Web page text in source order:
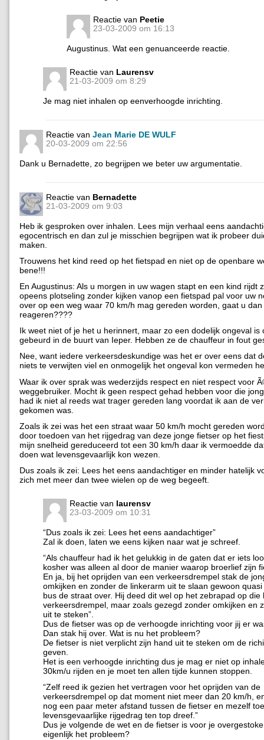
Reactie van Peetie
23-03-2009 om 16:13
Augustinus. Wat een genuanceerde reactie.
Reactie van Laurensv
21-03-2009 om 8:29
Je mag niet inhalen op eenverhoogde inrichting.
Reactie van Jean Marie DE WULF
20-03-2009 om 22:56
Dank u Bernadette, zo begrijpen we beter uw argumentatie.
Reactie van Bernadette
21-03-2009 om 9:03
Heb ik gesproken over inhalen. Lees mijn verhaal eens
egocentrisch en dan zul je misschien begrijpen wat ik probeer
maken.
Trouwens het kind reed op het fietspad en niet op de openbare
bene!!!
En Augustinus: Als u morgen in uw wagen stapt en een kind rijdt
opeens plotseling zonder kijken vanop een fietspad pal voor uw
over op een weg waar 70 km/h mag gereden worden, gaat u
reageren????
Ik weet niet of je het u herinnert, maar zo een dodelijk ongeval is
gebeurd in de buurt van Ieper. Hebben ze de chauffeur in fout
Nee, want iedere verkeersdeskundige was het er over eens dat
niets te verwijten viel en onmogelijk het ongeval kon vermeden
Waar ik over sprak was wederzijds respect en niet respect voor
weggebruiker. Mocht ik geen respect gehad hebben voor die
had ik niet al reeds wat trager gereden lang voordat ik aan de
gekomen was.
Zoals ik zei was het een straat waar 50 km/h mocht gereden
door toedoen van het rijgedrag van deze jonge fietser op het
mijn snelheid gereduceerd tot een 30 km/h daar ik vermoedde
doen wat levensgevaarlijk kon wezen.
Dus zoals ik zei: Lees het eens aandachtiger en minder hatelijk
zich met meer dan twee wielen op de weg begeeft.
Reactie van laurensv
23-03-2009 om 10:31
“Dus zoals ik zei: Lees het eens aandachtiger”
Zal ik doen, laten we eens kijken naar wat je schreef.
“Als chauffeur had ik het gelukkig in de gaten dat er iets
kosher was alleen al door de manier waarop broerlief zijn
En ja, bij het oprijden van een verkeersdrempel stak de
omkijken en zonder de linkerarm uit te slaan gewoon
bus de straat over. Hij deed dit wel op het zebrapad op die
verkeersdrempel, maar zoals gezegd zonder omkijken en
uit te steken”.
Dus de fietser was op de verhoogde inrichting voor jij er
Dan stak hij over. Wat is nu het probleem?
De fietser is niet verplicht zijn hand uit te steken om de
geven.
Het is een verhoogde inrichting dus je mag er niet op
30km/u rijden en je moet ten allen tijde kunnen stoppen.
“Zelf reed ik gezien het vertragen voor het oprijden van de
verkeersdrempel op dat moment niet meer dan 20 km/h,
nog een paar meter afstand tussen de fietser en mezelf
levensgevaarlijke rijgedrag ten top dreef.”
Dus je volgende de wet en de fietser is voor je
eigenlijk het probleem?